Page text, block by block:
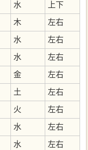
水 上下
木 左右
水 左右
水 左右
金 左右
土 左右
火 左右
水 左右
水 左右